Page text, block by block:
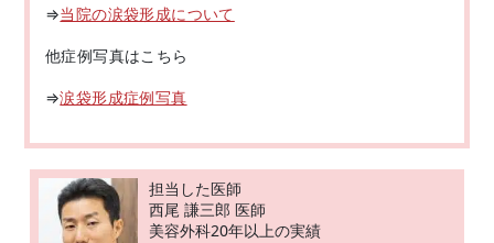
⇒当院の涙袋形成について
他症例写真はこちら
⇒涙袋形成症例写真
担当した医師
西尾 謙三郎 医師
美容外科20年以上の実績